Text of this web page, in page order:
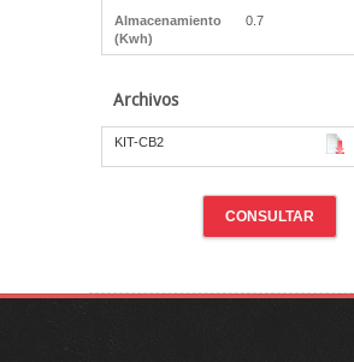
Almacenamiento
(Kwh)
0.7
Archivos
KIT-CB2
CONSULTAR